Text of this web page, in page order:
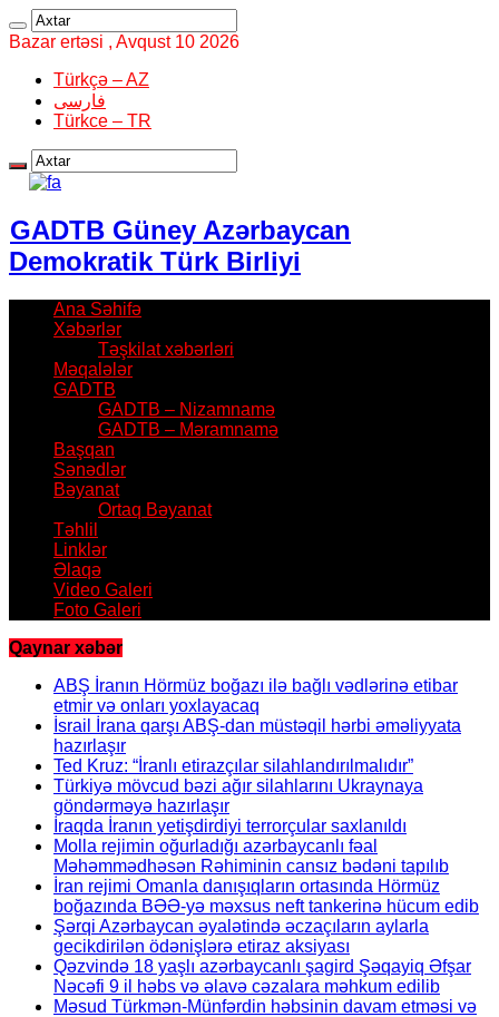
Bazar ertəsi , Avqust 10 2026
Türkçə – AZ
فارسی
Türkce – TR
GADTB Güney Azərbaycan
Demokratik Türk Birliyi
Ana Səhifə
Xəbərlər
Təşkilat xəbərləri
Məqalələr
GADTB
GADTB – Nizamnamə
GADTB – Məramnamə
Başqan
Sənədlər
Bəyanat
Ortaq Bəyanat
Təhlil
Linklər
Əlaqə
Video Galeri
Foto Galeri
Qaynar xəbər
ABŞ İranın Hörmüz boğazı ilə bağlı vədlərinə etibar
etmir və onları yoxlayacaq
İsrail İrana qarşı ABŞ-dan müstəqil hərbi əməliyyata
hazırlaşır
Ted Kruz: “İranlı etirazçılar silahlandırılmalıdır”
Türkiyə mövcud bəzi ağır silahlarını Ukraynaya
göndərməyə hazırlaşır
İraqda İranın yetişdirdiyi terrorçular saxlanıldı
Molla rejimin oğurladığı azərbaycanlı fəal
Məhəmmədhəsən Rəhiminin cansız bədəni tapılıb
İran rejimi Omanla danışıqların ortasında Hörmüz
boğazında BƏƏ-yə məxsus neft tankerinə hücum edib
Şərqi Azərbaycan əyalətində əczaçıların aylarla
gecikdirilən ödənişlərə etiraz aksiyası
Qəzvində 18 yaşlı azərbaycanlı şagird Şəqayiq Əfşar
Nəcəfi 9 il həbs və əlavə cəzalara məhkum edilib
Məsud Türkmən-Münfərdin həbsinin davam etməsi və